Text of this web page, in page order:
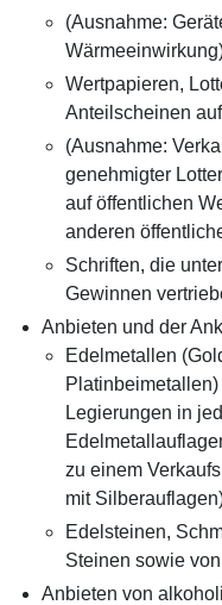
(Ausnahme:
Wertpapieren,
Anteilscheinen
(Ausnahme:
genehmigter
auf öffentlichen
anderen
Schriften, die
Gewinnen
Anbieten und der
Edelmetallen
Legierungen in
zu einem
mit
Edelsteinen,
Steinen sowie
Anbieten von